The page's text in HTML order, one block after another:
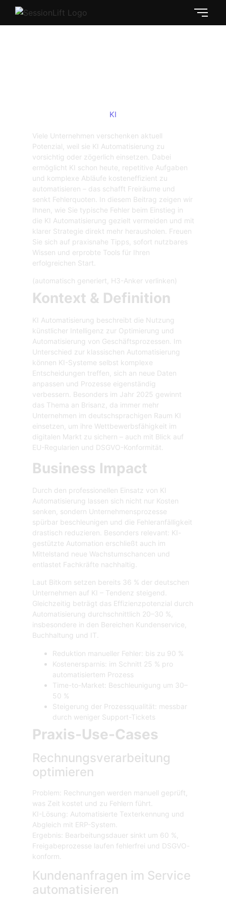
KI
Viele Unternehmen verschenken aktuell
Potenzial, weil sie KI Automatisierung zu
vorsichtig oder zögerlich einsetzen. Dabei
ermöglicht KI schon heute, repetitive Aufgaben
und komplexe Abläufe kosteneffizient zu
automatisieren – das schafft Freiräume und
senkt Fehlerquoten. In diesem Beitrag zeigen wir
Ihnen, wie Sie typische Fehler beim Einstieg in
die KI Automatisierung gezielt vermeiden und mit
klarer Strategie direkt mehr herausholen. Freuen
Sie sich auf praxisnahe Tipps, sofort nutzbares
Wissen und erprobte Tools für Ihren
erfolgreichen Start.
(automatisch generiert, H3-Anker verlinken)
Kontext & Definition
KI Automatisierung beschreibt die Nutzung
künstlicher Intelligenz zur Optimierung und
Automatisierung von Geschäftsprozessen. Im
Unterschied zur klassischen Automatisierung
können KI-Systeme selbst komplexe
Entscheidungen treffen, sich an neue Daten
anpassen und Prozesse eigenständig
verbessern. Besonders im Jahr 2025 gewinnt
das Thema an Brisanz, da immer mehr
Unternehmen im deutschsprachigen Raum KI
einsetzen, um ihre Wettbewerbsfähigkeit im
digitalen Markt zu sichern – auch mit Blick auf
EU-Regularien und DSGVO-Konformität.
Business Impact
Durch den professionellen Einsatz von KI
Automatisierung lassen sich nicht nur Kosten
senken, sondern Unternehmensprozesse
spürbar beschleunigen und die Fehleranfälligkeit
drastisch reduzieren. Besonders relevant: KI-
gestützte Automation erschließt auch im
Mittelstand neue Wachstumschancen und
entlastet Fachkräfte nachhaltig.
Laut Bitkom setzen bereits 36 % der deutschen
Unternehmen auf KI – Tendenz steigend.
Gleichzeitig beträgt das Effizienzpotenzial durch
Automatisierung durchschnittlich 20–30 %,
insbesondere in den Bereichen Kundenservice,
Buchhaltung und IT.
Reduktion manueller Fehler: bis zu 90 %
Kostenersparnis: im Schnitt 25 % pro
automatisiertem Prozess
Time-to-Market: Beschleunigung um 30–
50 %
Steigerung der Prozessqualität: messbar
durch weniger Support-Tickets
Praxis-Use-Cases
Rechnungsverarbeitung
optimieren
Problem: Rechnungen werden manuell geprüft,
was Zeit kostet und zu Fehlern führt.
KI-Lösung: Automatisierte Texterkennung und
Abgleich mit ERP-System.
Ergebnis: Bearbeitungsdauer sinkt um 60 %,
Freigabeprozesse laufen fehlerfrei und DSGVO-
konform.
Kundenanfragen im Service
automatisieren